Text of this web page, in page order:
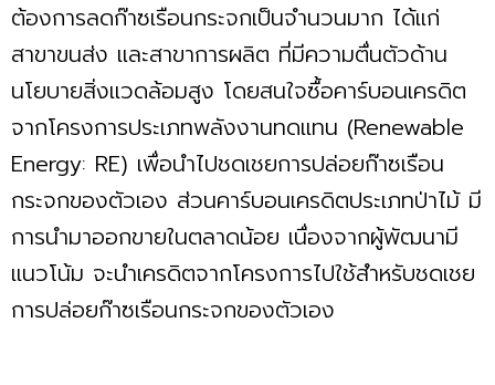
ต้องการลดก๊าซเรือนกระจกเป็นจำนวนมาก ได้แก่
สาขาขนส่ง และสาขาการผลิต ที่มีความตื่นตัวด้าน
นโยบายสิ่งแวดล้อมสูง โดยสนใจซื้อคาร์บอนเครดิต
จากโครงการประเภทพลังงานทดแทน (Renewable
Energy: RE) เพื่อนำไปชดเชยการปล่อยก๊าซเรือน
กระจกของตัวเอง ส่วนคาร์บอนเครดิตประเภทป่าไม้ มี
การนำมาออกขายในตลาดน้อย เนื่องจากผู้พัฒนามี
แนวโน้ม จะนำเครดิตจากโครงการไปใช้สำหรับชดเชย
การปล่อยก๊าซเรือนกระจกของตัวเอง